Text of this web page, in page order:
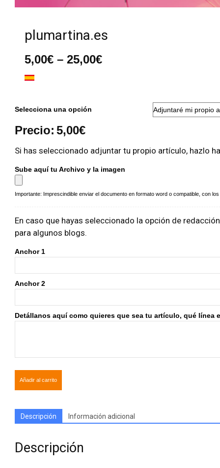
plumartina.es
5,00€ – 25,00€Rango
Selecciona una opción
Precio: 5,00€
Si has seleccionado adjuntar tu propio artículo, hazlo
Sube aquí tu Archivo y la imagen
Importante: Imprescindible enviar el documento en formato word o compatible, con
En caso que hayas seleccionado la opción de
para algunos blogs.
Anchor 1
Anchor 2
Detállanos aquí como quieres que sea tu artículo, qué línea
Añadir al carrito
Descripción Información adicional
Descripción